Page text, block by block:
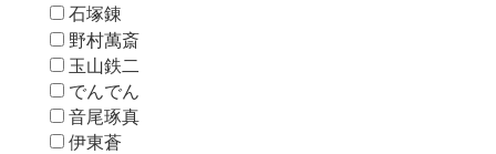
石塚錬
野村萬斎
玉山鉄二
でんでん
音尾琢真
伊東蒼